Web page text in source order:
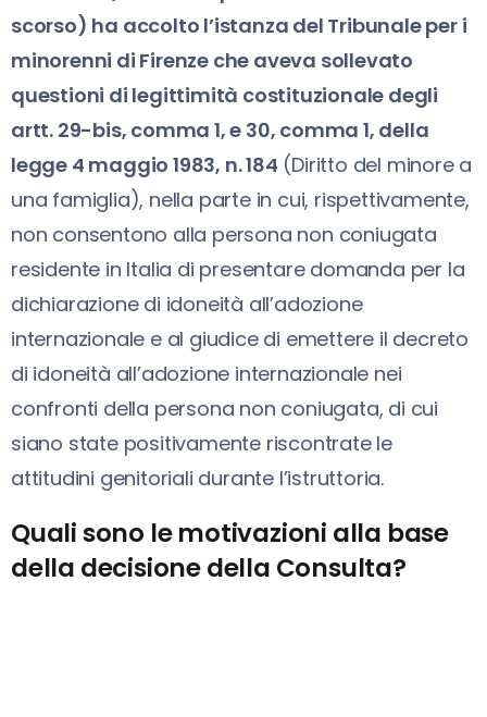
scorso) ha accolto l’istanza del Tribunale per i
minorenni di Firenze che aveva sollevato
questioni di legittimità costituzionale degli
artt. 29-bis, comma 1, e 30, comma 1, della
legge 4 maggio 1983, n. 184 (Diritto del minore a
una famiglia), nella parte in cui, rispettivamente,
non consentono alla persona non coniugata
residente in Italia di presentare domanda per la
dichiarazione di idoneità all’adozione
internazionale e al giudice di emettere il decreto
di idoneità all’adozione internazionale nei
confronti della persona non coniugata, di cui
siano state positivamente riscontrate le
attitudini genitoriali durante l’istruttoria.
Quali sono le motivazioni alla base
della decisione della Consulta?